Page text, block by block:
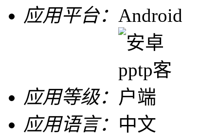
应用平台： Android
应用等级：
应用语言： 中文